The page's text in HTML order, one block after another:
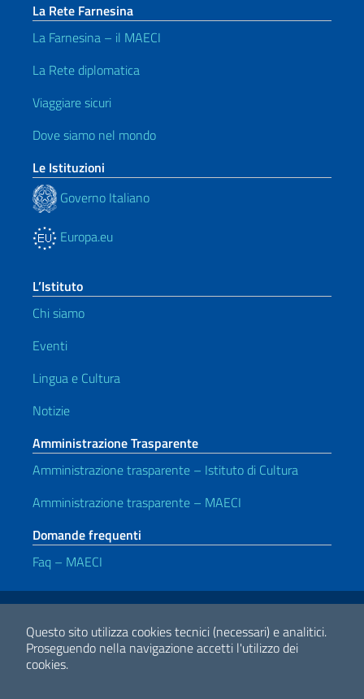
Questo sito utilizza cookies tecnici (necessari) e analitici.
Proseguendo nella navigazione accetti l'utilizzo dei
cookies.
La Rete Farnesina
La Farnesina – il MAECI
La Rete diplomatica
Viaggiare sicuri
Dove siamo nel mondo
Le Istituzioni
Governo Italiano
Europa.eu
L’Istituto
Chi siamo
Eventi
Lingua e Cultura
Notizie
Amministrazione Trasparente
Amministrazione trasparente – Istituto di Cultura
Amministrazione trasparente – MAECI
Domande frequenti
Faq – MAECI
Link Utili